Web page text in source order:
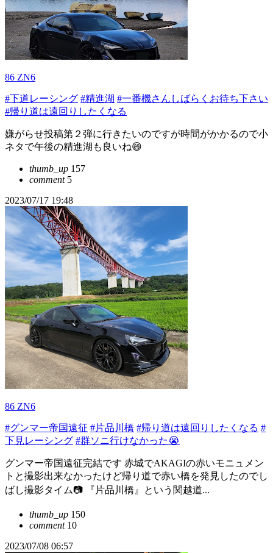
86 ZN6
#下道レーシング #精進湖 #一番機さんしばらくお待ち下さい
#帰り道は遠回りしたくなる
嫌がらせ投稿第２弾に行きたいのですが時間がかかるので小
ネタで午後の精進湖も良いね😄
thumb_up 157
comment5
2023/07/17 19:48
86 ZN6
#グンマー帝国遠征 #片品川橋 #帰り道は遠回りしたくなる #
下見レーシング #群ソニ行けなかった😭
グンマー帝国遠征完結です 赤城でAKAGIの赤いモニュメン
トと撮影出来なかったけど帰り道で赤い橋を発見したのでし
ばし撮影タイム📷 『片品川橋』という関越道...
thumb_up 150
comment10
2023/07/08 06:57